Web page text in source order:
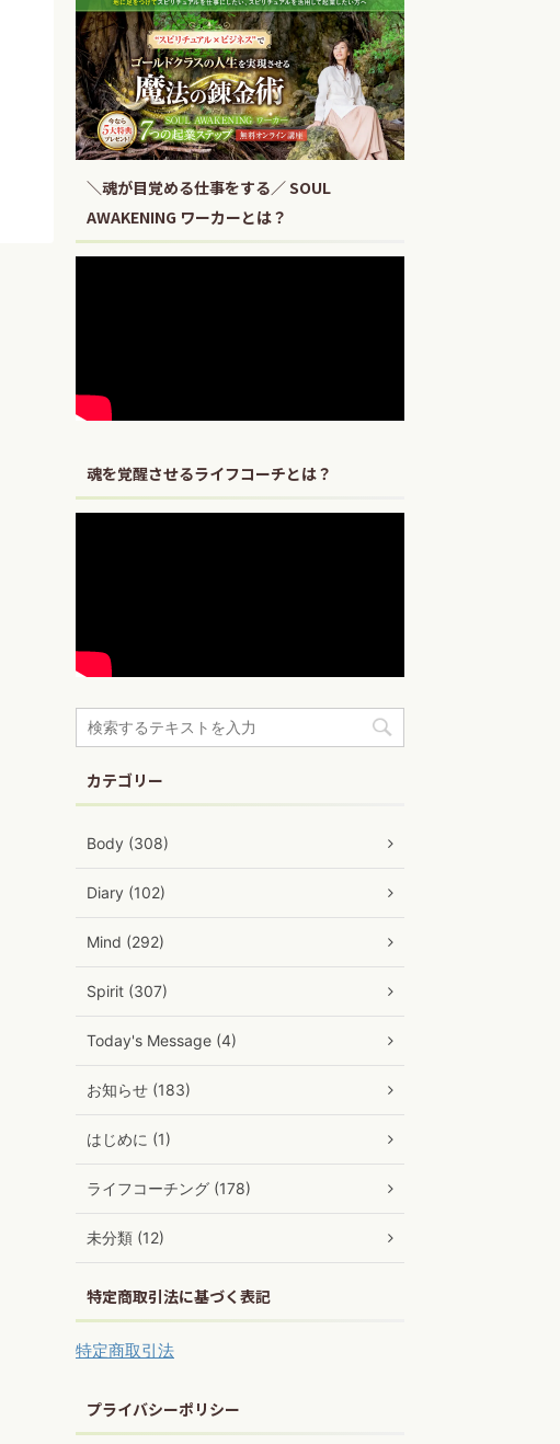
＼魂が目覚める仕事をする／ SOUL
AWAKENING ワーカーとは？
魂を覚醒させるライフコーチとは？
カテゴリー
Body (308)
Diary (102)
Mind (292)
Spirit (307)
Today's Message (4)
お知らせ (183)
はじめに (1)
ライフコーチング (178)
未分類 (12)
特定商取引法に基づく表記
特定商取引法
プライバシーポリシー